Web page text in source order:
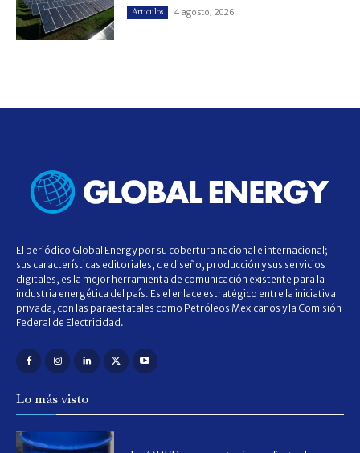
Artículos 4 agosto, 2026
El periódico Global Energy por su cobertura nacional e internacional;
sus características editoriales, de diseño, producción y sus servicios
digitales, es la mejor herramienta de comunicación existente para la
industria energética del país. Es el enlace estratégico entre la iniciativa
privada, con las paraestatales como Petróleos Mexicanos y la Comisión
Federal de Electricidad.
Lo más visto